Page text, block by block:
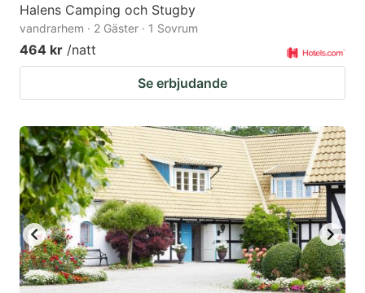
Halens Camping och Stugby
vandrarhem · 2 Gäster · 1 Sovrum
464 kr /natt
Se erbjudande